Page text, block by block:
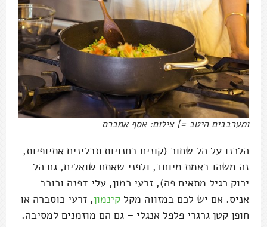
ומערבבים היטב =] צילום: אסף אמברם
הלכנו על הל שחור (קונים בחנויות תבלינים אתיופיות,
זה משהו באמת מיוחד, ולפני שאתם שואלים, גם הל
ירוק רגיל מתאים פה), זרעי כמון, עלי דפנה וכוכב
אניס. אם יש לכם במזווה מקל קינמון, זרעי כוסברה או
חופן קטן גרגרי פלפל אנגלי – גם הם מוזמנים למסיבה.